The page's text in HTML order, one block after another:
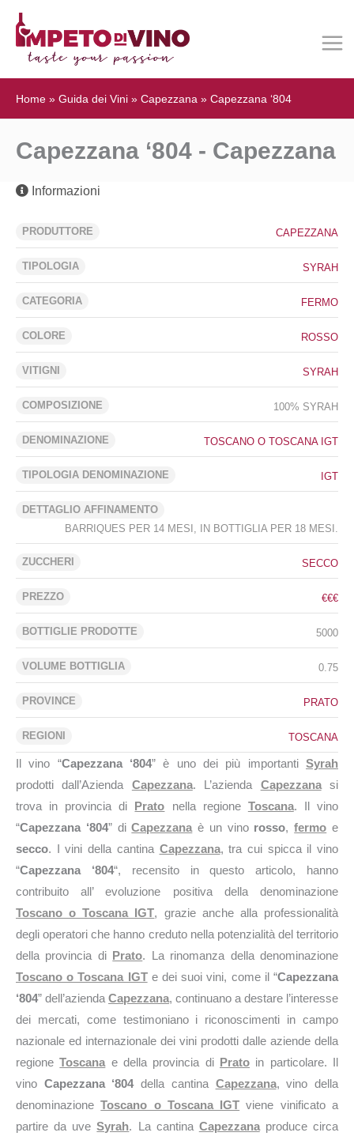
Home » Guida dei Vini » Capezzana » Capezzana ‘804
Capezzana ‘804 - Capezzana
Informazioni
PRODUTTORE CAPEZZANA
TIPOLOGIA SYRAH
CATEGORIA FERMO
COLORE ROSSO
VITIGNI SYRAH
COMPOSIZIONE 100% SYRAH
DENOMINAZIONE TOSCANO O TOSCANA IGT
TIPOLOGIA DENOMINAZIONE IGT
DETTAGLIO AFFINAMENTO
BARRIQUES PER 14 MESI, IN BOTTIGLIA PER 18 MESI.
ZUCCHERI SECCO
PREZZO €€€
BOTTIGLIE PRODOTTE 5000
VOLUME BOTTIGLIA 0.75
PROVINCE PRATO
REGIONI TOSCANA
Il vino “Capezzana ‘804” è uno dei più importantiSyrah
prodotti dall’Azienda Capezzana. L’azienda Capezzanasi
trova in provincia di Prato nella regione Toscana. Il vino
“Capezzana ‘804” diCapezzana è un vino rosso,fermo e
secco. I vini della cantina Capezzana, tra cui spicca il vino
“Capezzana ‘804“, recensito in questo articolo, hanno
contribuito all’ evoluzione positiva della denominazione
Toscano o Toscana IGT, grazie anche alla professionalità
degli operatori che hanno creduto nella potenzialità del territorio
della provincia di Prato. La rinomanza della denominazione
Toscano o Toscana IGTe dei suoi vini, come il “Capezzana
‘804” dell’azienda Capezzana, continuano a destare l’interesse
dei mercati, come testimoniano i riconoscimenti in campo
nazionale ed internazionale dei vini prodotti dalle aziende della
regioneToscana e della provincia di Prato in particolare. Il
vino Capezzana ‘804della cantina Capezzana, vino della
denominazioneToscano o Toscana IGT viene vinificato a
partire da uveSyrah. La cantina Capezzanaproduce circa